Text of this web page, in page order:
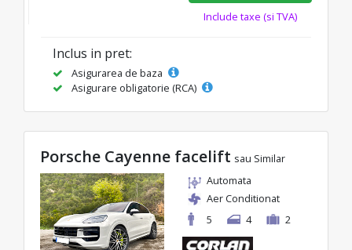
Include taxe (si TVA)
Inclus in pret:
Asigurarea de baza
Asigurare obligatorie (RCA)
Porsche Cayenne facelift sau Similar
Automata
Aer Conditionat
5
4 2